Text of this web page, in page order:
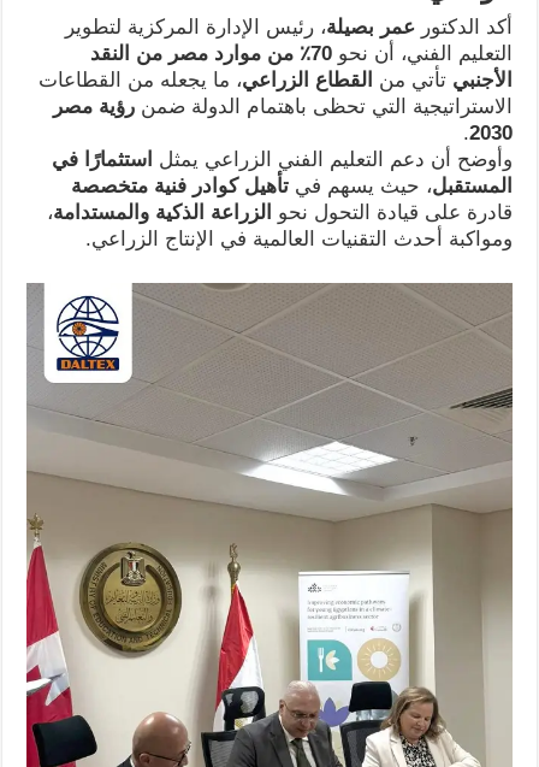
أكد الدكتور عمر بصيلة، رئيس الإدارة المركزية لتطوير
التعليم الفني، أن نحو 70٪
من موارد مصر من النقد
الأجنبيتأتي من القطاع الزراعي، ما يجعله من القطاعات
الاستراتيجية التي تحظى باهتمام الدولة ضمن رؤية مصر
2030
.
وأوضح أن دعم التعليم الفني الزراعي يمثل استثمارًا في
المستقبل، حيث يسهم في تأهيل كوادر فنية متخصصة
قادرة على قيادة التحول نحو الزراعة الذكية والمستدامة،
ومواكبة أحدث التقنيات العالمية في الإنتاج الزراعي.